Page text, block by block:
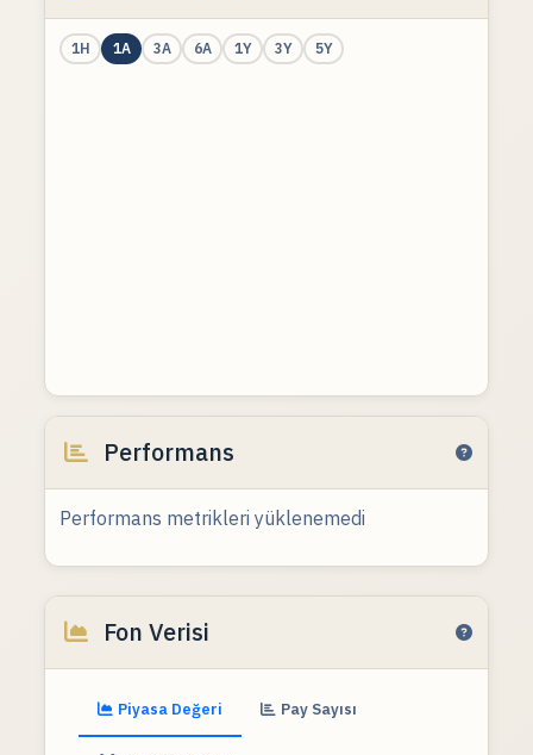
1H 1A 3A 6A 1Y 3Y 5Y
Performans
Performans metrikleri yüklenemedi
Fon Verisi
Piyasa Değeri Pay Sayısı